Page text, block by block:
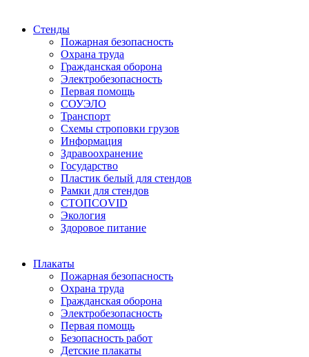
Стенды
Пожарная безопасность
Охрана труда
Гражданская оборона
Электробезопасность
Первая помощь
СОУЭЛО
Транспорт
Схемы строповки грузов
Информация
Здравоохранение
Государство
Пластик белый для стендов
Рамки для стендов
СТОПCOVID
Экология
Здоровое питание
Плакаты
Пожарная безопасность
Охрана труда
Гражданская оборона
Электробезопасность
Первая помощь
Безопасность работ
Детские плакаты